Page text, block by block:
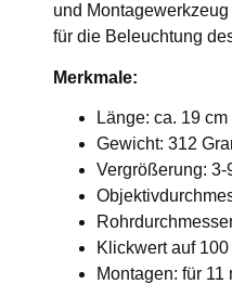
und
für die Beleuchtung
Merkmale:
Länge: ca. 19 cm
Gewicht: 312
Vergrößerung:
Klickwert auf 100
Montagen: für